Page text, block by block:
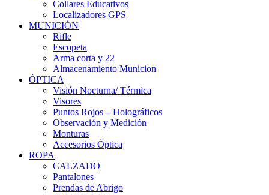
Collares Educativos
Localizadores GPS
MUNICIÓN
Rifle
Escopeta
Arma corta y 22
Almacenamiento Municion
ÓPTICA
Visión Nocturna/ Térmica
Visores
Puntos Rojos – Holográficos
Observación y Medición
Monturas
Accesorios Óptica
ROPA
CALZADO
Pantalones
Prendas de Abrigo